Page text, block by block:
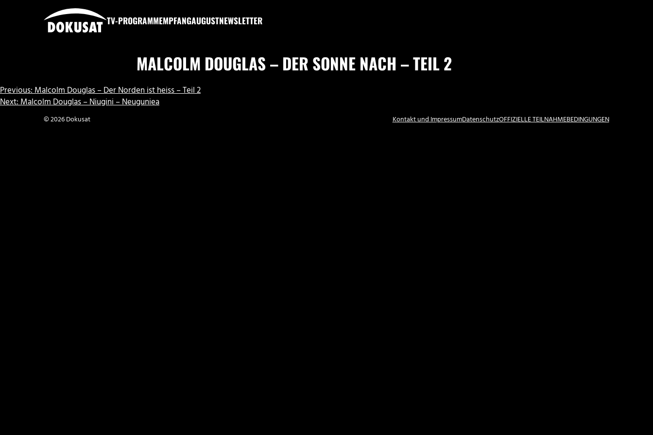
TV-PROGRAMMEMPFANGAUGUSTNEWSLETTER
MALCOLM DOUGLAS – DER SONNE NACH – TEIL 2
BEITRAGSNAVIGATION
Previous:Malcolm Douglas – Der Norden ist heiss – Teil 2
Next:Malcolm Douglas – Niugini – Neuguniea
© 2026 Dokusat Kontakt und ImpressumDatenschutzOFFIZIELLE TEILNAHMEBEDINGUNGEN